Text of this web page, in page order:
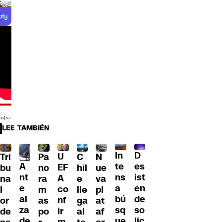
LEE TAMBIÉN
Tri
bu
na
l
or
de
A
nt
e
al
za
Pa
no
ra
m
as
po
U
EF
A
co
nf
ir
C
hil
e
lle
ga
al
N
ue
va
pl
at
af
In
te
ns
a
bú
sq
D
es
ist
en
de
so